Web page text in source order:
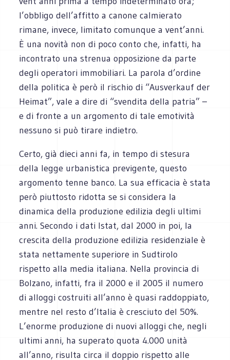
l’obbligo dell’affitto a canone calmierato
rimane, invece, limitato comunque a vent’anni.
È una novità non di poco conto che, infatti, ha
incontrato una strenua opposizione da parte
degli operatori immobiliari. La parola d’ordine
della politica è però il rischio di “Ausverkauf der
Heimat”, vale a dire di “svendita della patria” –
e di fronte a un argomento di tale emotività
nessuno si può tirare indietro.
Certo, già dieci anni fa, in tempo di stesura
della legge urbanistica previgente, questo
argomento tenne banco. La sua efficacia è stata
però piuttosto ridotta se si considera la
dinamica della produzione edilizia degli ultimi
anni. Secondo i dati Istat, dal 2000 in poi, la
crescita della produzione edilizia residenziale è
stata nettamente superiore in Sudtirolo
rispetto alla media italiana. Nella provincia di
Bolzano, infatti, fra il 2000 e il 2005 il numero
di alloggi costruiti all’anno è quasi raddoppiato,
mentre nel resto d’Italia è cresciuto del 50%.
L’enorme produzione di nuovi alloggi che, negli
ultimi anni, ha superato quota 4.000 unità
all’anno, risulta circa il doppio rispetto alle